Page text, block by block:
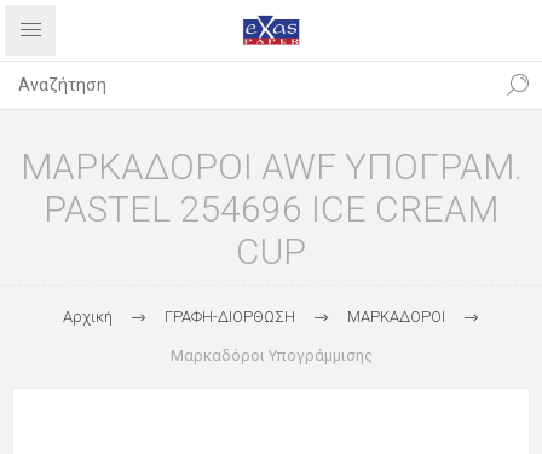
ΜΑΡΚΑΔΟΡΟΙ AWF ΥΠΟΓΡΑΜ.
PASTEL 254696 ICE CREAM
CUP
Αρχική ΓΡΑΦΗ-ΔΙΟΡΘΩΣΗ ΜΑΡΚΑΔΟΡΟΙ
Μαρκαδόροι Υπογράμμισης